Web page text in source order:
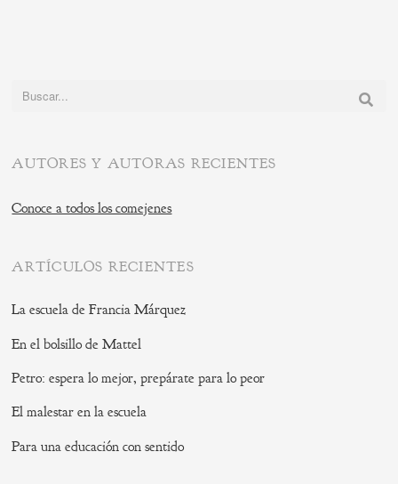
Buscar:
AUTORES Y AUTORAS RECIENTES
Conoce a todos los comejenes
ARTÍCULOS RECIENTES
La escuela de Francia Márquez
En el bolsillo de Mattel
Petro: espera lo mejor, prepárate para lo peor
El malestar en la escuela
Para una educación con sentido